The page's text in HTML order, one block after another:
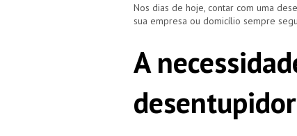
Nos dias de hoje, contar com uma
sua empresa ou domicílio sempre
A